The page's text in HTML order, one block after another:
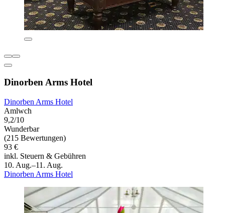
Dinorben Arms Hotel
Dinorben Arms Hotel
Amlwch
9,2/10
Wunderbar
(215 Bewertungen)
93 €
inkl. Steuern & Gebühren
10. Aug.–11. Aug.
Dinorben Arms Hotel